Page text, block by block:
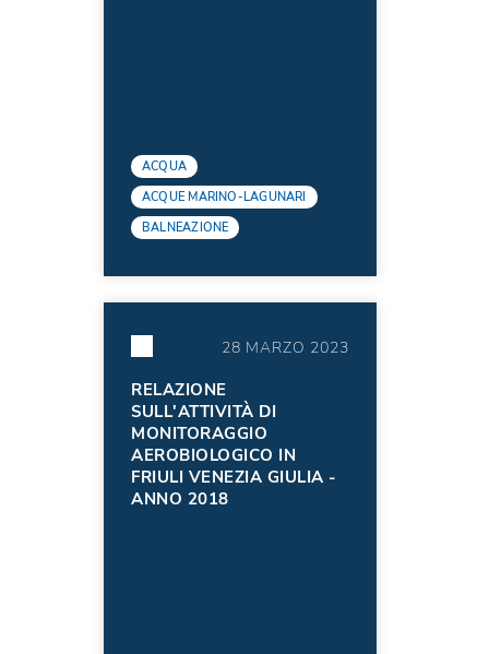
ACQUA
ACQUE MARINO-LAGUNARI
BALNEAZIONE
28 MARZO 2023
RELAZIONE
SULL'ATTIVITÀ DI
MONITORAGGIO
AEROBIOLOGICO IN
FRIULI VENEZIA GIULIA -
ANNO 2018